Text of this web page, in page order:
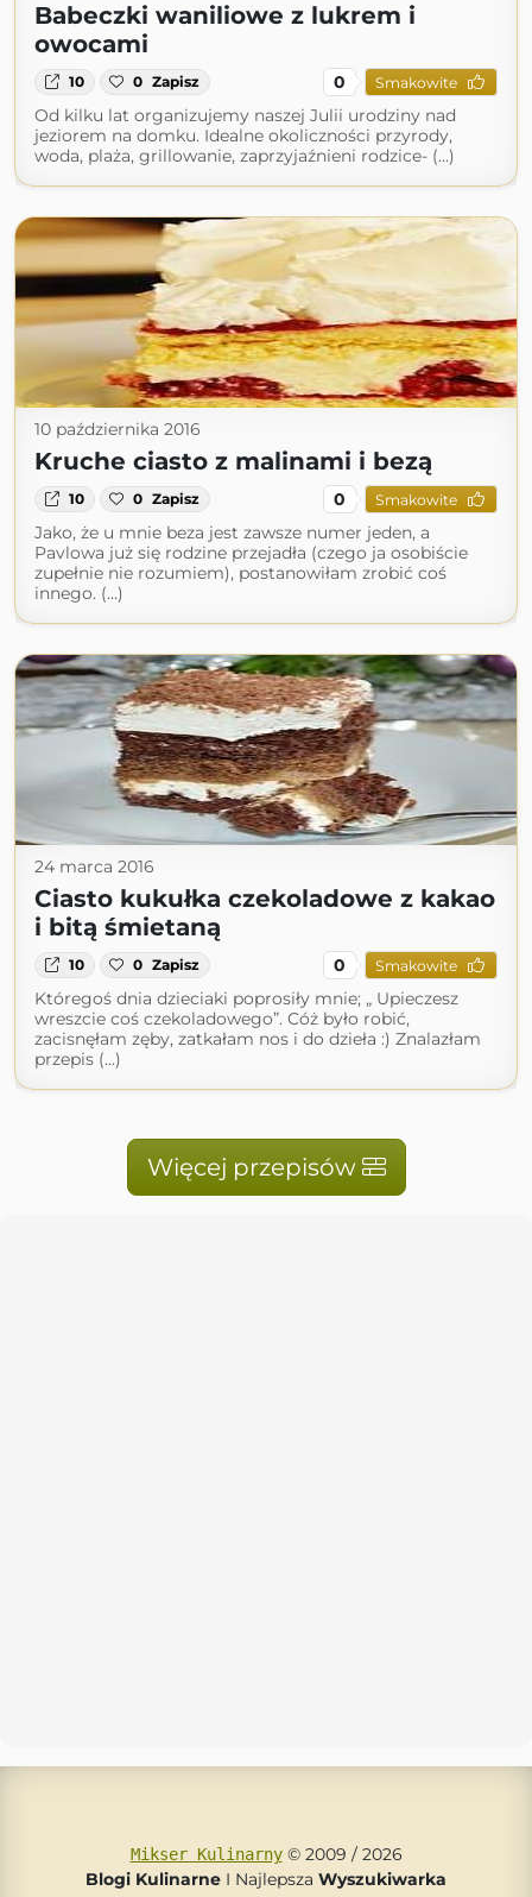
Babeczki waniliowe z lukrem i
owocami
10 0 Zapisz 0 Smakowite
Od kilku lat organizujemy naszej Julii urodziny nad
jeziorem na domku. Idealne okoliczności przyrody,
woda, plaża, grillowanie, zaprzyjaźnieni rodzice- (...)
10 października 2016
Kruche ciasto z malinami i bezą
10 0 Zapisz 0 Smakowite
Jako, że u mnie beza jest zawsze numer jeden, a
Pavlowa już się rodzine przejadła (czego ja osobiście
zupełnie nie rozumiem), postanowiłam zrobić coś
innego. (...)
24 marca 2016
Ciasto kukułka czekoladowe z kakao
i bitą śmietaną
10 0 Zapisz 0 Smakowite
Któregoś dnia dzieciaki poprosiły mnie; „ Upieczesz
wreszcie coś czekoladowego”. Cóż było robić,
zacisnęłam zęby, zatkałam nos i do dzieła :) Znalazłam
przepis (...)
Więcej przepisów
Mikser Kulinarny© 2009 / 2026
Blogi Kulinarne I Najlepsza Wyszukiwarka